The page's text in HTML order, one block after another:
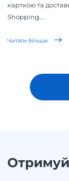
карткою та
Shopping....
Читати більше